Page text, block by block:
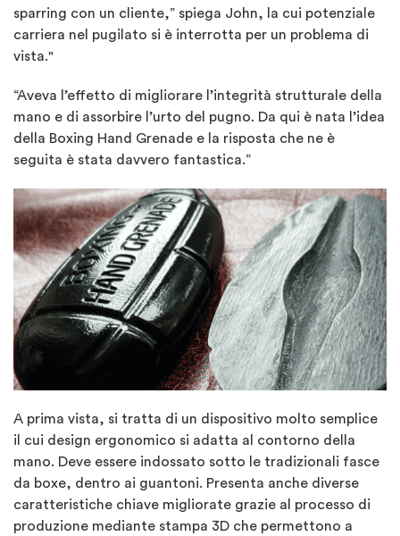
sparring con un cliente,” spiega John, la cui potenziale
carriera nel pugilato si è interrotta per un problema di
vista."
“Aveva l’effetto di migliorare l’integrità strutturale della
mano e di assorbire l’urto del pugno. Da qui è nata l’idea
della Boxing Hand Grenade e la risposta che ne è
seguita è stata davvero fantastica.”
A prima vista, si tratta di un dispositivo molto semplice
il cui design ergonomico si adatta al contorno della
mano. Deve essere indossato sotto le tradizionali fasce
da boxe, dentro ai guantoni. Presenta anche diverse
caratteristiche chiave migliorate grazie al processo di
produzione mediante stampa 3D che permettono a